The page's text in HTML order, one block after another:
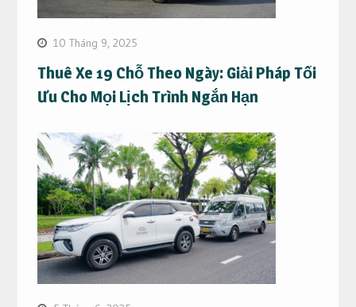
10 Tháng 9, 2025
Thuê Xe 19 Chỗ Theo Ngày: Giải Pháp Tối
Ưu Cho Mọi Lịch Trình Ngắn Hạn